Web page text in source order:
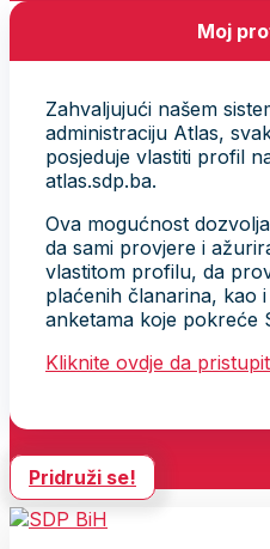
Moj
Zahvaljujući našem
administraciju Atlas,
posjeduje vlastiti profil
atlas.sdp.ba.
Ova mogućnost
da sami provjere i
vlastitom profilu, da
plaćenih članarina, kao
anketama koje pokreće
Kliknite ovdje da
Pridruži se!